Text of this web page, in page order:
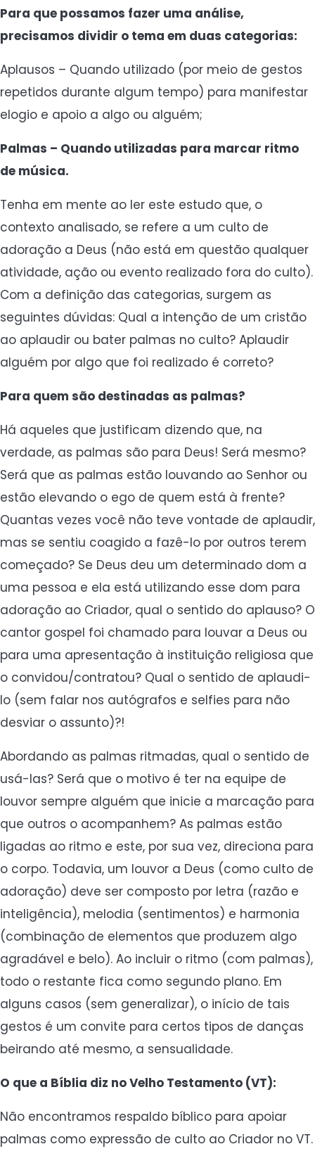
Para que possamos fazer uma análise,
precisamos dividir o tema em duas categorias:
Aplausos – Quando utilizado (por meio de gestos
repetidos durante algum tempo) para manifestar
elogio e apoio a algo ou alguém;
Palmas – Quando utilizadas para marcar ritmo
de música.
Tenha em mente ao ler este estudo que, o
contexto analisado, se refere a um culto de
adoração a Deus (não está em questão qualquer
atividade, ação ou evento realizado fora do culto).
Com a definição das categorias, surgem as
seguintes dúvidas: Qual a intenção de um cristão
ao aplaudir ou bater palmas no culto? Aplaudir
alguém por algo que foi realizado é correto?
Para quem são destinadas as palmas?
Há aqueles que justificam dizendo que, na
verdade, as palmas são para Deus! Será mesmo?
Será que as palmas estão louvando ao Senhor ou
estão elevando o ego de quem está à frente?
Quantas vezes você não teve vontade de aplaudir,
mas se sentiu coagido a fazê-lo por outros terem
começado? Se Deus deu um determinado dom a
uma pessoa e ela está utilizando esse dom para
adoração ao Criador, qual o sentido do aplauso? O
cantor gospel foi chamado para louvar a Deus ou
para uma apresentação à instituição religiosa que
o convidou/contratou? Qual o sentido de aplaudi-
lo (sem falar nos autógrafos e selfies para não
desviar o assunto)?!
Abordando as palmas ritmadas, qual o sentido de
usá-las? Será que o motivo é ter na equipe de
louvor sempre alguém que inicie a marcação para
que outros o acompanhem? As palmas estão
ligadas ao ritmo e este, por sua vez, direciona para
o corpo. Todavia, um louvor a Deus (como culto de
adoração) deve ser composto por letra (razão e
inteligência), melodia (sentimentos) e harmonia
(combinação de elementos que produzem algo
agradável e belo). Ao incluir o ritmo (com palmas),
todo o restante fica como segundo plano. Em
alguns casos (sem generalizar), o início de tais
gestos é um convite para certos tipos de danças
beirando até mesmo, a sensualidade.
O que a Bíblia diz no Velho Testamento (VT):
Não encontramos respaldo bíblico para apoiar
palmas como expressão de culto ao Criador no VT.